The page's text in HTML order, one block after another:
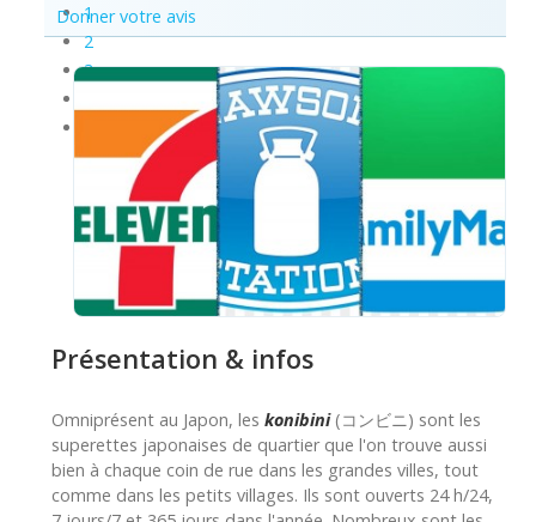
1
2
3
Donner votre avis
Présentation & infos
Omniprésent au Japon, les konibini(コンビニ) sont les
superettes japonaises de quartier que l'on trouve aussi
bien à chaque coin de rue dans les grandes villes, tout
comme dans les petits villages. Ils sont ouverts 24 h/24,